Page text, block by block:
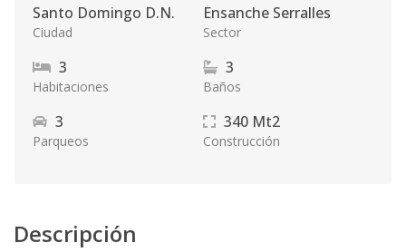
Santo Domingo D.N.
Ciudad
Ensanche Serralles
Sector
3
Habitaciones
3
Baños
3
Parqueos
340 Mt2
Construcción
Descripción